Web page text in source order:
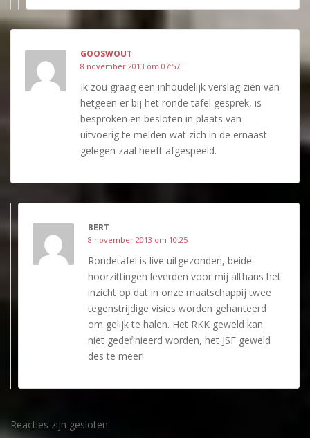
GOOSWOUT
8 november 2013 om 07:57
Ik zou graag een inhoudelijk verslag zien van
hetgeen er bij het ronde tafel gesprek, is
besproken en besloten in plaats van
uitvoerig te melden wat zich in de ernaast
gelegen zaal heeft afgespeeld.
BERT
8 november 2013 om 10:25
Rondetafel is live uitgezonden, beide
hoorzittingen leverden voor mij althans het
inzicht op dat in onze maatschappij twee
tegenstrijdige visies worden gehanteerd
om gelijk te halen. Het RKK geweld kan
niet gedefinieerd worden, het JSF geweld
des te meer!
Reacties zijn gesloten.